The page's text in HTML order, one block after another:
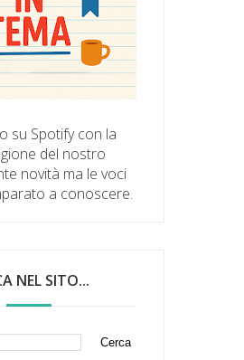
su Spotify con la
del nostro
novità ma le voci
a conoscere.
NEL SITO...